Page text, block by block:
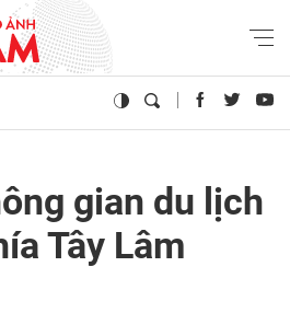
gian du lịch
Tây Lâm